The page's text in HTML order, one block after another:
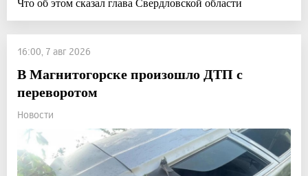
16:00, 7 авг 2026
В Магнитогорске произошло ДТП с
переворотом
Новости